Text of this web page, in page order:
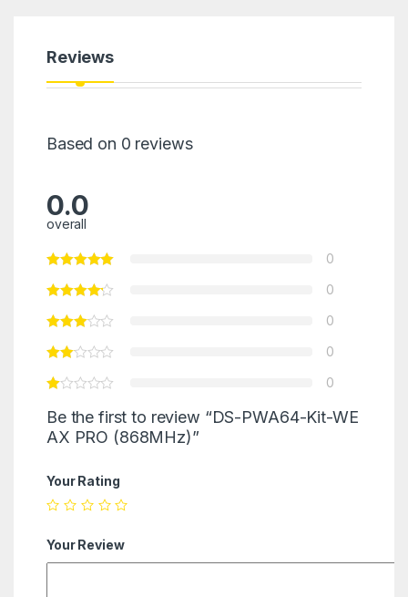
Reviews
Based on 0 reviews
0.0
overall
0
0
0
0
0
Be the first to review “DS-PWA64-Kit-WE
AX PRO (868MHz)”
Your Rating
Your Review